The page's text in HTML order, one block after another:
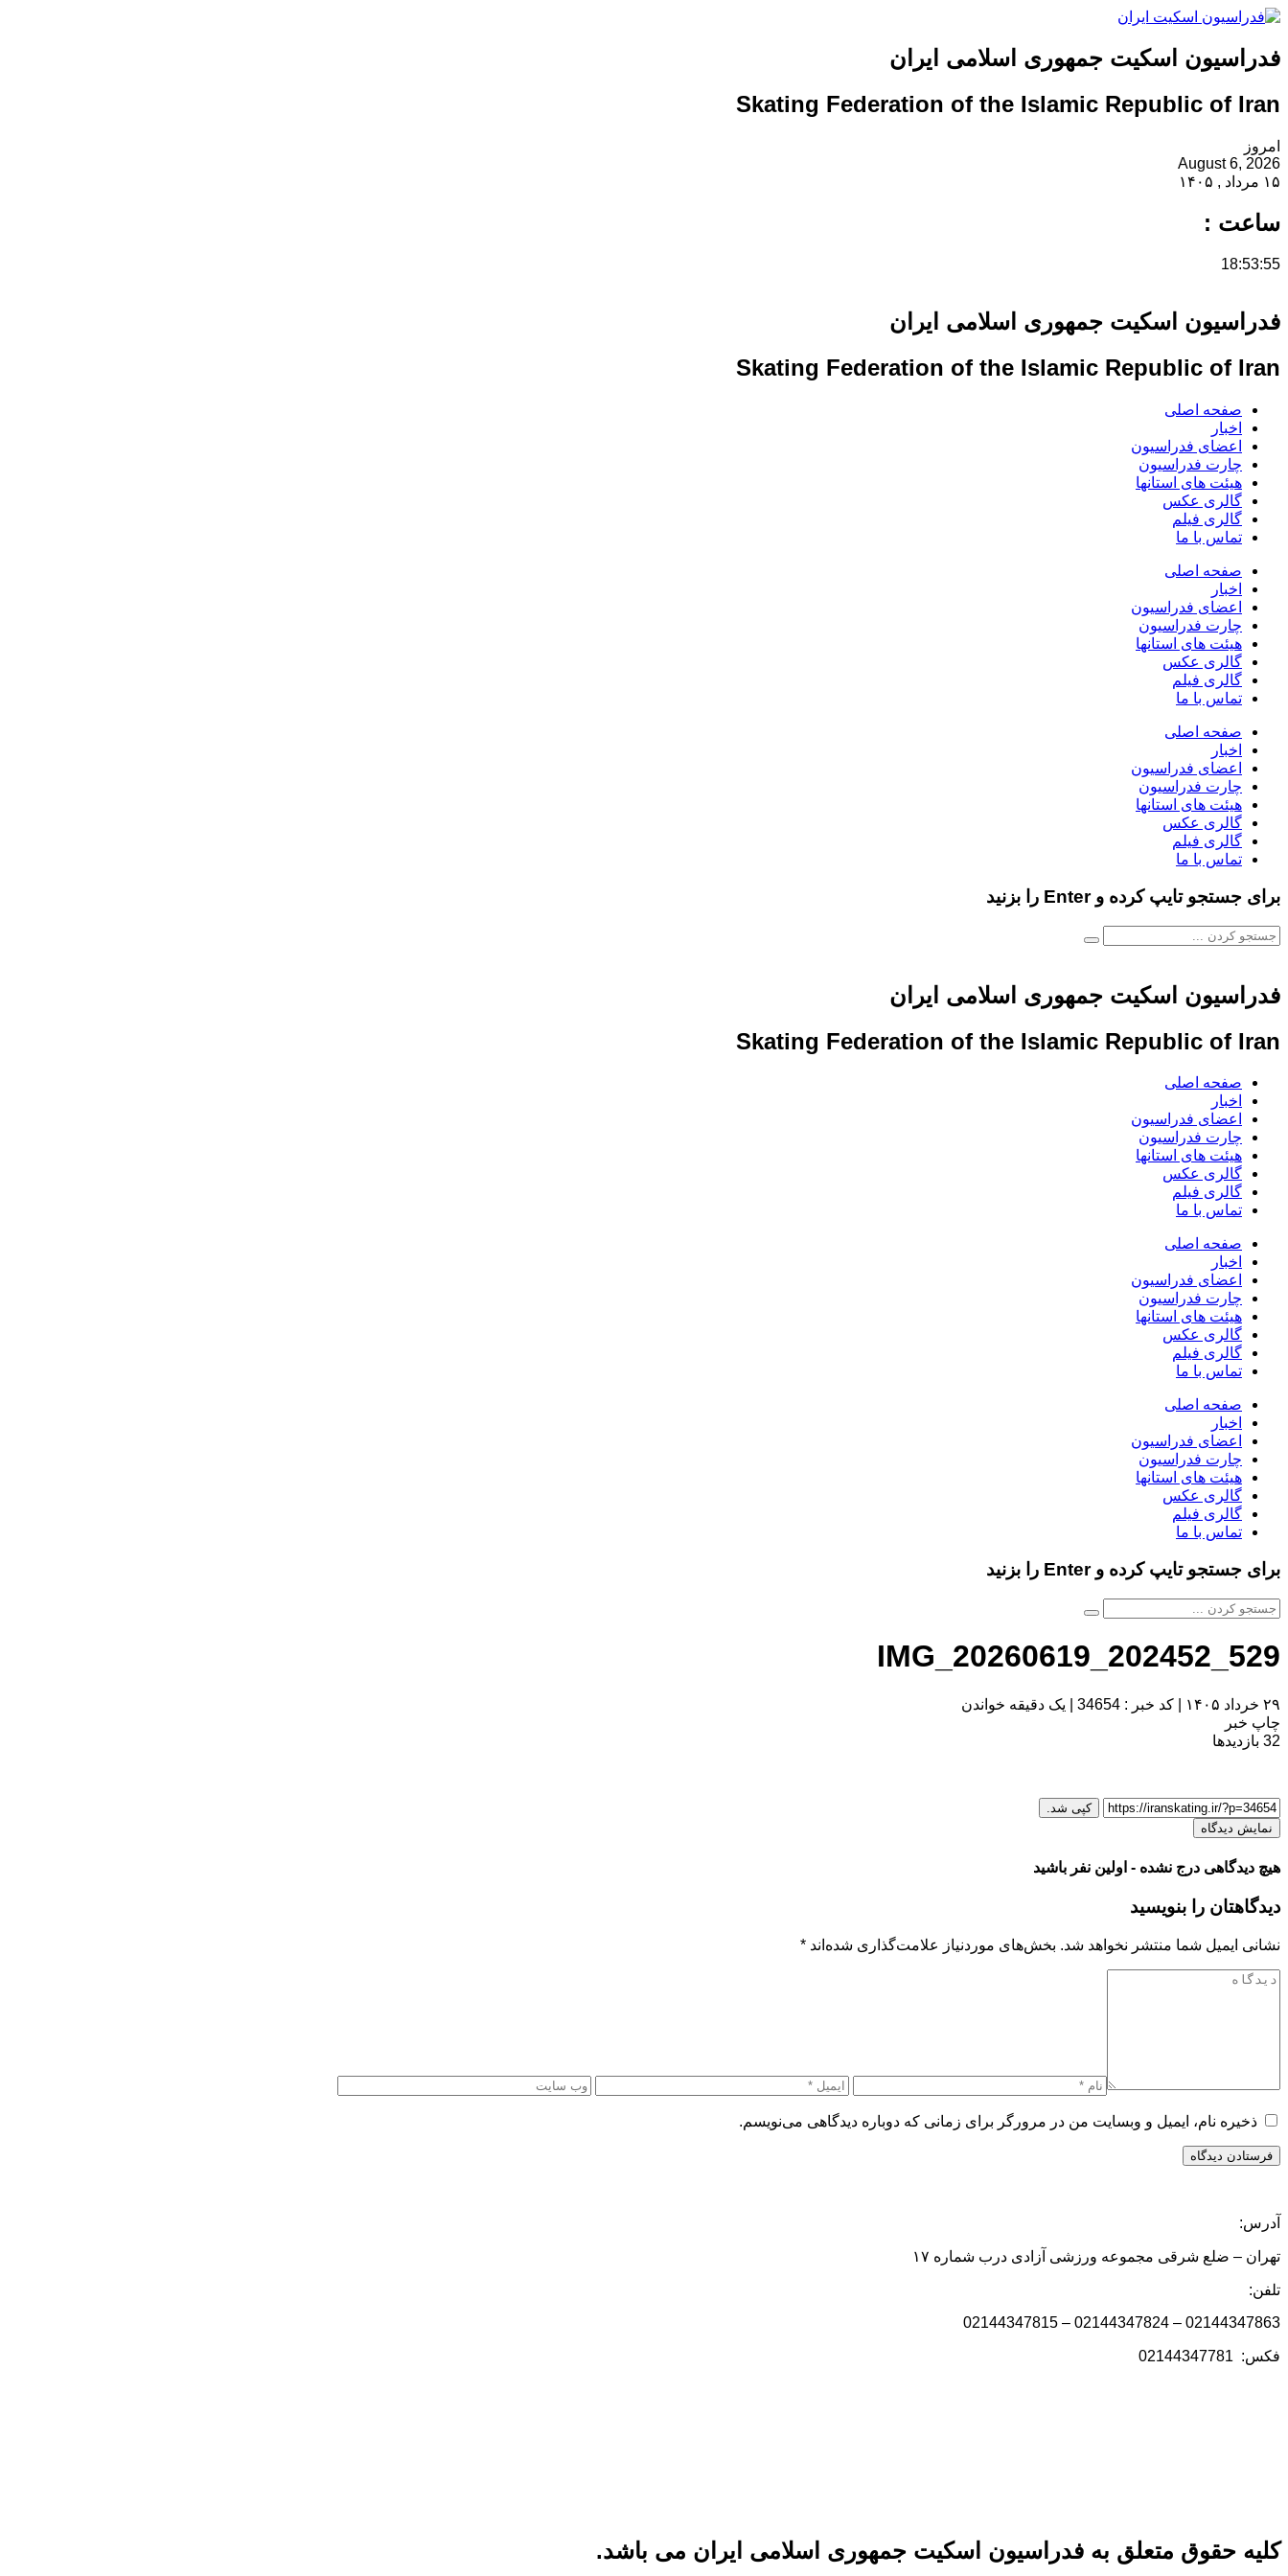
فدراسیون اسکیت جمهوری اسلامی ایران
Skating Federation of the Islamic Republic of Iran
امروز
August 6, 2026
۱۵ مرداد , ۱۴۰۵
ساعت :
18:53:55
فدراسیون اسکیت جمهوری اسلامی ایران
Skating Federation of the Islamic Republic of Iran
صفحه اصلی
اخبار
اعضای فدراسیون
چارت فدراسیون
هیئت های استانها
گالری عکس
گالری فیلم
تماس با ما
صفحه اصلی
اخبار
اعضای فدراسیون
چارت فدراسیون
هیئت های استانها
گالری عکس
گالری فیلم
تماس با ما
صفحه اصلی
اخبار
اعضای فدراسیون
چارت فدراسیون
هیئت های استانها
گالری عکس
گالری فیلم
تماس با ما
برای جستجو تایپ کرده و Enter را بزنید
فدراسیون اسکیت جمهوری اسلامی ایران
Skating Federation of the Islamic Republic of Iran
صفحه اصلی
اخبار
اعضای فدراسیون
چارت فدراسیون
هیئت های استانها
گالری عکس
گالری فیلم
تماس با ما
صفحه اصلی
اخبار
اعضای فدراسیون
چارت فدراسیون
هیئت های استانها
گالری عکس
گالری فیلم
تماس با ما
صفحه اصلی
اخبار
اعضای فدراسیون
چارت فدراسیون
هیئت های استانها
گالری عکس
گالری فیلم
تماس با ما
برای جستجو تایپ کرده و Enter را بزنید
IMG_20260619_202452_529
۲۹ خرداد ۱۴۰۵ کد خبر : 34654
یک دقیقه خواندن
چاپ خبر
32 بازدیدها
کپی شد.
نمایش دیدگاه
هیچ دیدگاهی درج نشده - اولین نفر باشید
دیدگاهتان را بنویسید
نشانی ایمیل شما منتشر نخواهد شد. بخش‌های موردنیاز علامت‌گذاری شده‌اند *
ذخیره نام، ایمیل و وبسایت من در مرورگر برای زمانی که دوباره دیدگاهی می‌نویسم.
آدرس:
تهران – ضلع شرقی مجموعه ورزشی آزادی درب شماره ۱۷
تلفن:
02144347863 – 02144347824 – 02144347815
فکس: 02144347781
کلیه حقوق متعلق به فدراسیون اسکیت جمهوری اسلامی ایران می باشد.